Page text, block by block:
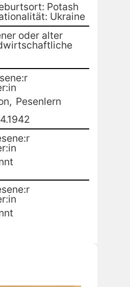
Potash
Ukraine
oder alter
Pesenlern